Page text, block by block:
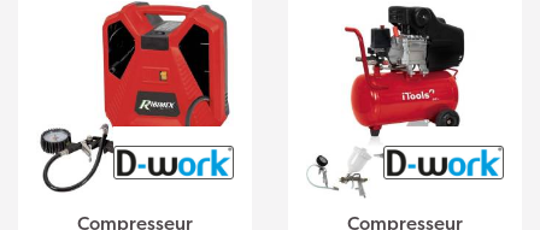
Compresseur Compresseur